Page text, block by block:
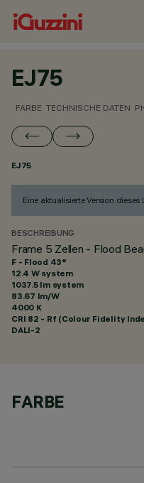
EJ75
FARBE TECHNISCHE DATEN
EJ75
Eine aktualisierte Version
BESCHREIBUNG
Frame 5 Zellen - Flood
F - Flood 43°
12.4 W system
1037.5 lm system
83.67 lm/W
4000 K
CRI 82 - Rf (Colour Fidelity
DALI-2
FARBE